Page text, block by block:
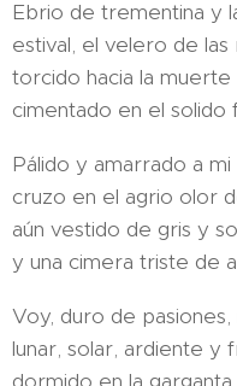
Ebrio de trementina y
estival, el velero de las
torcido hacia la muerte
cimentado en el solido
Pálido y amarrado a
cruzo en el agrio olor
aún vestido de gris y
y una cimera triste de
Voy, duro de
lunar, solar, ardiente y